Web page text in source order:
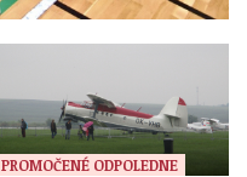
PROMOČENÉ ODPOLEDNE